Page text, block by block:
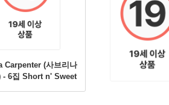
Carpenter (사브리나
- 6집 Short n' Sweet